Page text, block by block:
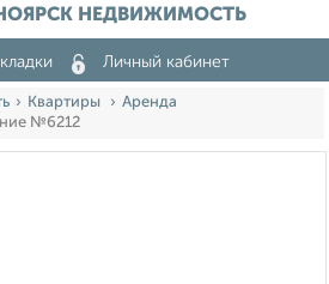
НЕДВИЖИМОСТЬ
Личный кабинет
Квартиры
Аренда
№6212